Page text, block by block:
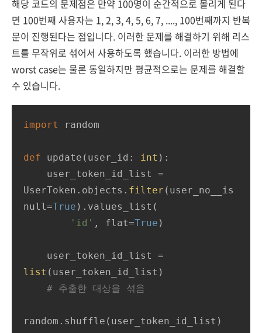
해당 코드의 문제점은 만약 100명이 순간적으로 몰리게 된다
면 100번째 사용자는 1, 2, 3, 4, 5, 6, 7, ...., 100번째까지 반복
문이 진행된다는 점입니다. 이러한 문제를 해결하기 위해 리스
트를 무작위로 섞어서 사용하도록 했습니다. 이러한 방법에
worst case는 물론 동일하지만 평균적으로는 문제를 해결할
수 있습니다.
import random
def update ( user_id: int ):
UserToken.objects. filter (user_no__is
null=True ).values_list(
'id' , flat=True )
list (user_token_id_list)
# 추출한 대상을 섞음
random.shuffle(user_token_id_list)